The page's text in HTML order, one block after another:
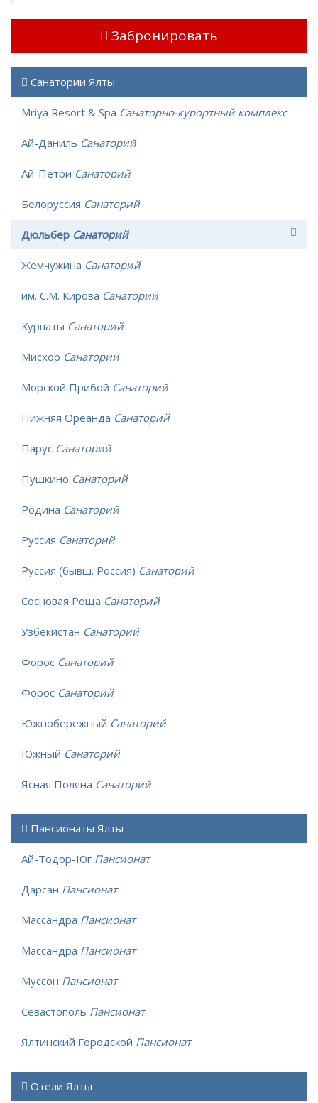
Забронировать
Санатории Ялты
Mriya Resort & Spa Санаторно-курортный комплекс
Ай-Даниль Санаторий
Ай-Петри Санаторий
Белоруссия Санаторий
Дюльбер Санаторий
Жемчужина Санаторий
им. С.М. Кирова Санаторий
Курпаты Санаторий
Мисхор Санаторий
Морской Прибой Санаторий
Нижняя Ореанда Санаторий
Парус Санаторий
Пушкино Санаторий
Родина Санаторий
Руссия Санаторий
Руссия (бывш. Россия) Санаторий
Сосновая Роща Санаторий
Узбекистан Санаторий
Форос Санаторий
Форос Санаторий
Южнобережный Санаторий
Южный Санаторий
Ясная Поляна Санаторий
Пансионаты Ялты
Ай-Тодор-Юг Пансионат
Дарсан Пансионат
Массандра Пансионат
Массандра Пансионат
Муссон Пансионат
Севастополь Пансионат
Ялтинский Городской Пансионат
Отели Ялты